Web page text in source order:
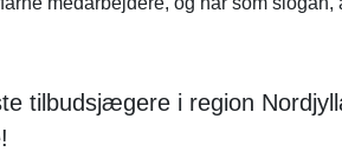
tilbudsjægere i region